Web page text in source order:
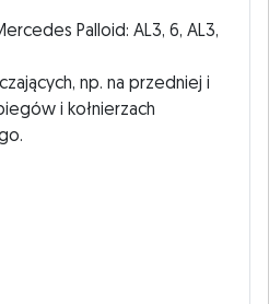
Palloid: AL3, 6, AL3,
np. na przedniej i
i kołnierzach